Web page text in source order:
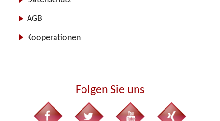
AGB
Kooperationen
Folgen Sie uns